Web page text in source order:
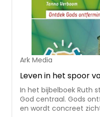
Ark Media
Leven in het spoor
In het bijbelboek Ruth
God centraal. Gods
en wordt concreet